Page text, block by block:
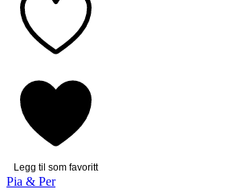
Legg til som favoritt
Pia & Per